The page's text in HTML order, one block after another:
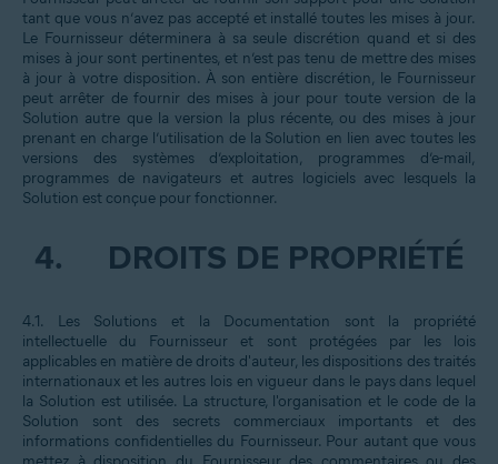
tant que vous n’avez pas accepté et installé toutes les mises à jour.
Le Fournisseur déterminera à sa seule discrétion quand et si des
mises à jour sont pertinentes, et n’est pas tenu de mettre des mises
à jour à votre disposition. À son entière discrétion, le Fournisseur
peut arrêter de fournir des mises à jour pour toute version de la
Solution autre que la version la plus récente, ou des mises à jour
prenant en charge l’utilisation de la Solution en lien avec toutes les
versions des systèmes d’exploitation, programmes d’e-mail,
programmes de navigateurs et autres logiciels avec lesquels la
Solution est conçue pour fonctionner.
4. DROITS DE PROPRIÉTÉ
4.1. Les Solutions et la Documentation sont la propriété
intellectuelle du Fournisseur et sont protégées par les lois
applicables en matière de droits d'auteur, les dispositions des traités
internationaux et les autres lois en vigueur dans le pays dans lequel
la Solution est utilisée. La structure, l'organisation et le code de la
Solution sont des secrets commerciaux importants et des
informations confidentielles du Fournisseur. Pour autant que vous